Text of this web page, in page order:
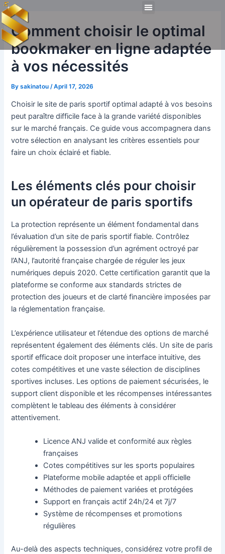
Skip
to
content
Menu
Comment choisir le optimal
bookmaker en ligne adaptée
à vos nécessités
Bysakinatou /April 17, 2026
Choisir le site de paris sportif optimal adapté à vos besoins
peut paraître difficile face à la grande variété disponibles
sur le marché français. Ce guide vous accompagnera dans
votre sélection en analysant les critères essentiels pour
faire un choix éclairé et fiable.
Les éléments clés pour choisir
un opérateur de paris sportifs
La protection représente un élément fondamental dans
l’évaluation d’un site de paris sportif fiable. Contrôlez
régulièrement la possession d’un agrément octroyé par
l’ANJ, l’autorité française chargée de réguler les jeux
numériques depuis 2020. Cette certification garantit que la
plateforme se conforme aux standards strictes de
protection des joueurs et de clarté financière imposées par
la réglementation française.
L’expérience utilisateur et l’étendue des options de marché
représentent également des éléments clés. Un site de paris
sportif efficace doit proposer une interface intuitive, des
cotes compétitives et une vaste sélection de disciplines
sportives incluses. Les options de paiement sécurisées, le
support client disponible et les récompenses intéressantes
complètent le tableau des éléments à considérer
attentivement.
Licence ANJ valide et conformité aux règles
françaises
Cotes compétitives sur les sports populaires
Plateforme mobile adaptée et appli officielle
Méthodes de paiement variées et protégées
Support en français actif 24h/24 et 7j/7
Système de récompenses et promotions
régulières
Au-delà des aspects techniques, considérez votre profil de
Post
navigation